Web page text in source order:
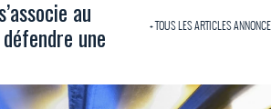
+ TOUS LES ARTICLES ANNONCE
au
une